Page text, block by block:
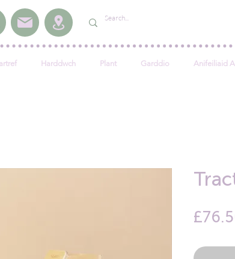
Harddwch Plant Garddio Anifeiliaid